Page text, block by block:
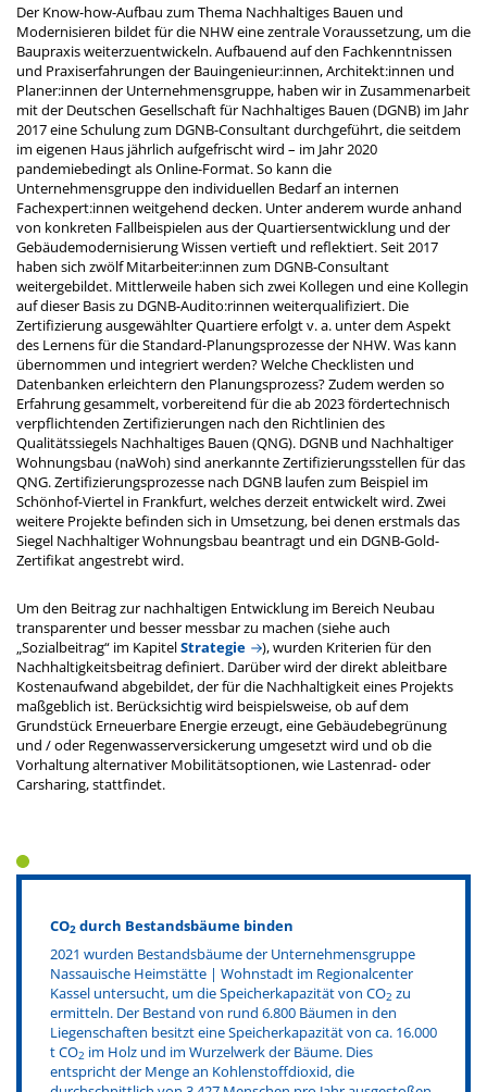
Der Know-how-Aufbau zum Thema Nachhaltiges Bauen und
Modernisieren bildet für die NHW eine zentrale Voraussetzung, um die
Baupraxis weiterzuentwickeln. Aufbauend auf den Fachkenntnissen
und Praxiserfahrungen der Bauingenieur:innen, Architekt:innen und
Planer:innen der Unternehmensgruppe, haben wir in Zusammenarbeit
mit der Deutschen Gesellschaft für Nachhaltiges Bauen (DGNB) im Jahr
2017 eine Schulung zum DGNB-Consultant durchgeführt, die seitdem
im eigenen Haus jährlich aufgefrischt wird – im Jahr 2020
pandemiebedingt als Online-Format. So kann die
Unternehmensgruppe den individuellen Bedarf an internen
Fachexpert:innen weitgehend decken. Unter anderem wurde anhand
von konkreten Fallbeispielen aus der Quartiersentwicklung und der
Gebäudemodernisierung Wissen vertieft und reflektiert. Seit 2017
haben sich zwölf Mitarbeiter:innen zum DGNB-Consultant
weitergebildet. Mittlerweile haben sich zwei Kollegen und eine Kollegin
auf dieser Basis zu DGNB-Audito:rinnen weiterqualifiziert. Die
Zertifizierung ausgewählter Quartiere erfolgt v. a. unter dem Aspekt
des Lernens für die Standard-Planungsprozesse der NHW. Was kann
übernommen und integriert werden? Welche Checklisten und
Datenbanken erleichtern den Planungsprozess? Zudem werden so
Erfahrung gesammelt, vorbereitend für die ab 2023 fördertechnisch
verpflichtenden Zertifizierungen nach den Richtlinien des
Qualitätssiegels Nachhaltiges Bauen (QNG). DGNB und Nachhaltiger
Wohnungsbau (naWoh) sind anerkannte Zertifizierungsstellen für das
QNG. Zertifizierungsprozesse nach DGNB laufen zum Beispiel im
Schönhof-Viertel in Frankfurt, welches derzeit entwickelt wird. Zwei
weitere Projekte befinden sich in Umsetzung, bei denen erstmals das
Siegel Nachhaltiger Wohnungsbau beantragt und ein DGNB-Gold-
Zertifikat angestrebt wird.
Um den Beitrag zur nachhaltigen Entwicklung im Bereich Neubau
transparenter und besser messbar zu machen (siehe auch
„Sozialbeitrag“ im KapitelStrategie
), wurden Kriterien für den
Nachhaltigkeitsbeitrag definiert. Darüber wird der direkt ableitbare
Kostenaufwand abgebildet, der für die Nachhaltigkeit eines Projekts
maßgeblich ist. Berücksichtig wird beispielsweise, ob auf dem
Grundstück Erneuerbare Energie erzeugt, eine Gebäudebegrünung
und / oder Regenwasserversickerung umgesetzt wird und ob die
Vorhaltung alternativer Mobilitätsoptionen, wie Lastenrad- oder
Carsharing, stattfindet.
CO2 durch Bestandsbäume binden
2021 wurden Bestandsbäume der Unternehmensgruppe
Nassauische Heimstätte | Wohnstadt im Regionalcenter
Kassel untersucht, um die Speicherkapazität von CO2 zu
ermitteln. Der Bestand von rund 6.800 Bäumen in den
Liegenschaften besitzt eine Speicherkapazität von ca. 16.000
t CO2 im Holz und im Wurzelwerk der Bäume. Dies
entspricht der Menge an Kohlenstoffdioxid, die